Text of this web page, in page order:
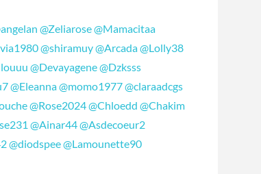
@Zeliarose@Mamacitaa
@shiramuy@Arcada@Lolly38
@Devayagene@Dzksss
@Eleanna@momo1977@claraadcgs
@Rose2024@Chloedd @Chakim
@Ainar44@Asdecoeur2
@diodspee@Lamounette90